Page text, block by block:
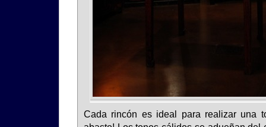
Cada rincón es ideal para realizar una